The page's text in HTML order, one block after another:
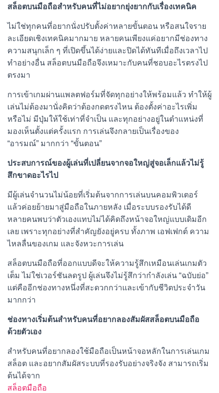
สล็อตบนมือถือสำหรับคนที่ไม่อยากยุ่งยากกับเรื่องเทคนิค
ไม่ใช่ทุกคนที่อยากนั่งปรับตั้งค่าหลายขั้นตอน หรือสนใจราย
ละเอียดเชิงเทคนิคมากมาย หลายคนเพียงแค่อยากมีช่องทาง
ความสนุกเล็ก ๆ ที่เปิดขึ้นได้ง่ายและปิดได้ทันทีเมื่อถึงเวลาไป
ทำอย่างอื่น สล็อตบนมือถือจึงเหมาะกับคนที่ชอบอะไรตรงไป
ตรงมา
การเข้าเกมผ่านแพลตฟอร์มที่จัดทุกอย่างให้พร้อมแล้ว ทำให้ผู้
เล่นไม่ต้องมานั่งคิดว่าต้องกดตรงไหน ต้องตั้งค่าอะไรเพิ่ม
หรือไม่ มีปุ่มให้ใช้เท่าที่จำเป็น และทุกอย่างอยู่ในตำแหน่งที่
มองเห็นตั้งแต่ครั้งแรก การเล่นจึงกลายเป็นเรื่องของ
“อารมณ์” มากกว่า “ขั้นตอน”
ประสบการณ์ของผู้เล่นที่เปลี่ยนจากจอใหญ่สู่จอเล็กแล้วไม่รู้
สึกขาดอะไรไป
มีผู้เล่นจำนวนไม่น้อยที่เริ่มต้นจากการเล่นบนคอมพิวเตอร์
แล้วค่อยย้ายมาสู่มือถือในภายหลัง เมื่อระบบรองรับได้ดี
หลายคนพบว่าตัวเองแทบไม่ได้คิดถึงหน้าจอใหญ่แบบเดิมอีก
เลย เพราะทุกอย่างที่สำคัญยังอยู่ครบ ทั้งภาพ เอฟเฟกต์ ความ
ไหลลื่นของเกม และจังหวะการเล่น
สล็อตบนมือถือที่ออกแบบดีจะให้ความรู้สึกเหมือนเล่นเกมตัว
เต็ม ไม่ใช่เวอร์ชันลดรูป ผู้เล่นจึงไม่รู้สึกว่ากำลังเล่น “ฉบับย่อ”
แต่คืออีกช่องทางหนึ่งที่สะดวกกว่าและเข้ากับชีวิตประจำวัน
มากกว่า
ช่องทางเริ่มต้นสำหรับคนที่อยากลองสัมผัสสล็อตบนมือถือ
ด้วยตัวเอง
สำหรับคนที่อยากลองใช้มือถือเป็นหน้าจอหลักในการเล่นเกม
สล็อต และอยากสัมผัสระบบที่รองรับอย่างจริงจัง สามารถเริ่ม
ต้นได้จาก
สล็อตมือถือ